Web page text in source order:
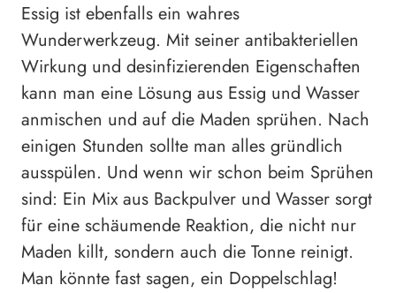
Essig ist ebenfalls ein wahres
Wunderwerkzeug. Mit seiner antibakteriellen
Wirkung und desinfizierenden Eigenschaften
kann man eine Lösung aus Essig und Wasser
anmischen und auf die Maden sprühen. Nach
einigen Stunden sollte man alles gründlich
ausspülen. Und wenn wir schon beim Sprühen
sind: Ein Mix aus Backpulver und Wasser sorgt
für eine schäumende Reaktion, die nicht nur
Maden killt, sondern auch die Tonne reinigt.
Man könnte fast sagen, ein Doppelschlag!